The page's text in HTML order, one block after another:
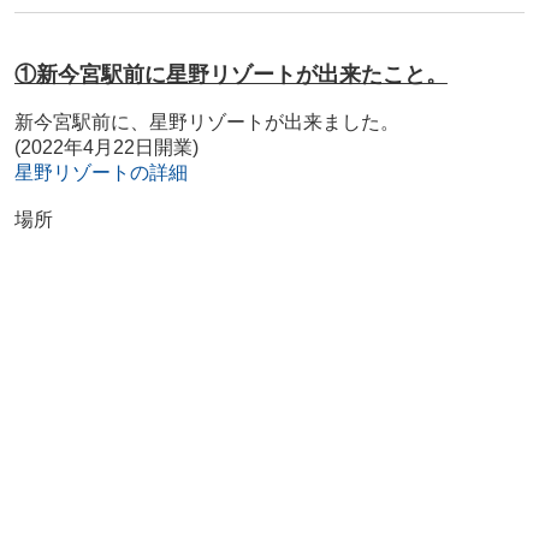
①新今宮駅前に星野リゾートが出来たこと。
新今宮駅前に、星野リゾートが出来ました。
(2022年4月22日開業)
星野リゾートの詳細
場所